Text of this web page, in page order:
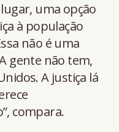
uma opção
à população
não é uma
gente não tem,
A justiça lá
compara.